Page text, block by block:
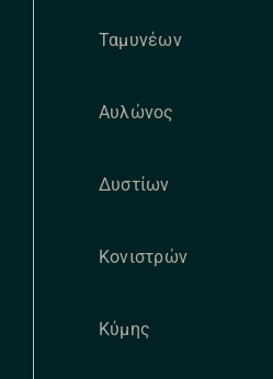
Ταμυνέων
Αυλώνος
Δυστίων
Κονιστρών
Κύμης